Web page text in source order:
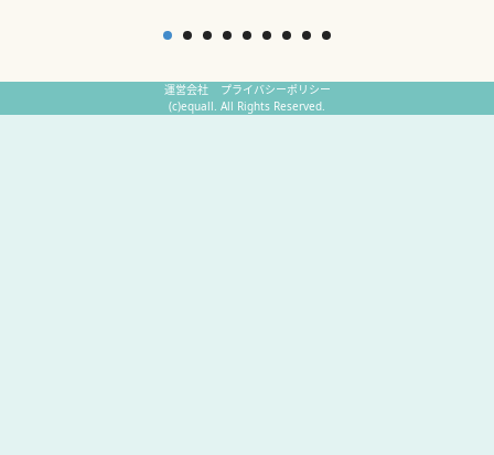
運営会社
プライバシーポリシー
(c)equall. All Rights Reserved.